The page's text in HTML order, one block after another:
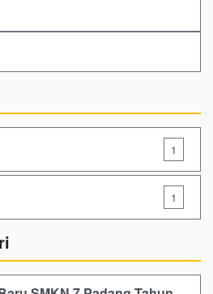
1
1